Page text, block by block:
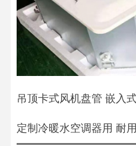
吊顶卡式风机盘管 嵌入
定制冷暖水空调器用 耐